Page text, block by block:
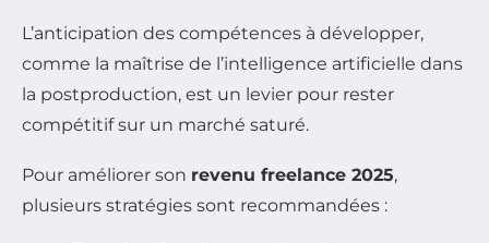
L’anticipation des compétences à développer,
comme la maîtrise de l’intelligence artificielle dans
la postproduction, est un levier pour rester
compétitif sur un marché saturé.
Pour améliorer son revenu freelance 2025,
plusieurs stratégies sont recommandées :